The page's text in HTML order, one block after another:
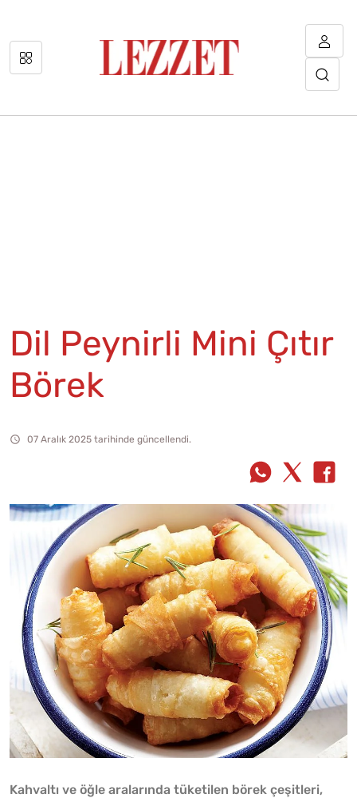
Dil Peynirli Mini Çıtır
Börek
07 Aralık 2025 tarihinde güncellendi.
Kahvaltı ve öğle aralarında tüketilen börek çeşitleri,